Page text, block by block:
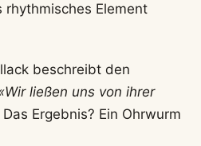
rhythmisches Element
beschreibt den
ließen uns von ihrer
Das Ergebnis? Ein Ohrwurm